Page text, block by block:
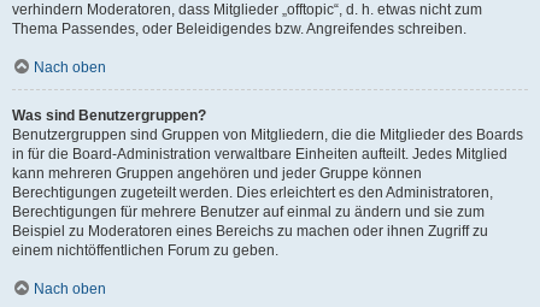
verhindern Moderatoren, dass Mitglieder „offtopic“, d. h. etwas nicht zum
Thema Passendes, oder Beleidigendes bzw. Angreifendes schreiben.
Nach oben
Was sind Benutzergruppen?
Benutzergruppen sind Gruppen von Mitgliedern, die die Mitglieder des Boards
in für die Board-Administration verwaltbare Einheiten aufteilt. Jedes Mitglied
kann mehreren Gruppen angehören und jeder Gruppe können
Berechtigungen zugeteilt werden. Dies erleichtert es den Administratoren,
Berechtigungen für mehrere Benutzer auf einmal zu ändern und sie zum
Beispiel zu Moderatoren eines Bereichs zu machen oder ihnen Zugriff zu
einem nichtöffentlichen Forum zu geben.
Nach oben